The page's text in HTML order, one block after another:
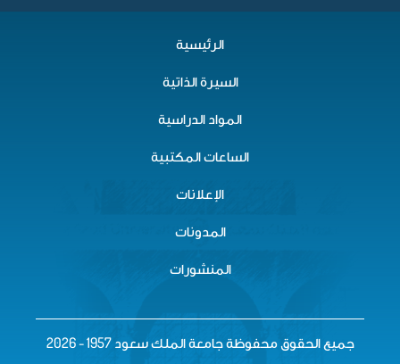
الرئيسية
السيرة الذاتية
المواد الدراسية
الساعات المكتبية
الإعلانات
المدونات
المنشورات
جميع الحقوق محفوظة جامعة الملك سعود 1957 - 2026